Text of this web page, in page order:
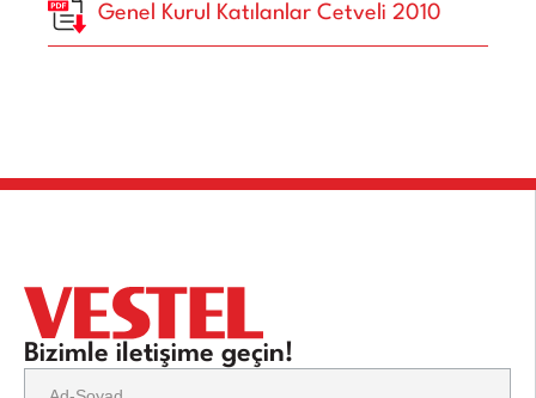
Genel Kurul Katılanlar Cetveli 2010
Bizimle iletişime geçin!